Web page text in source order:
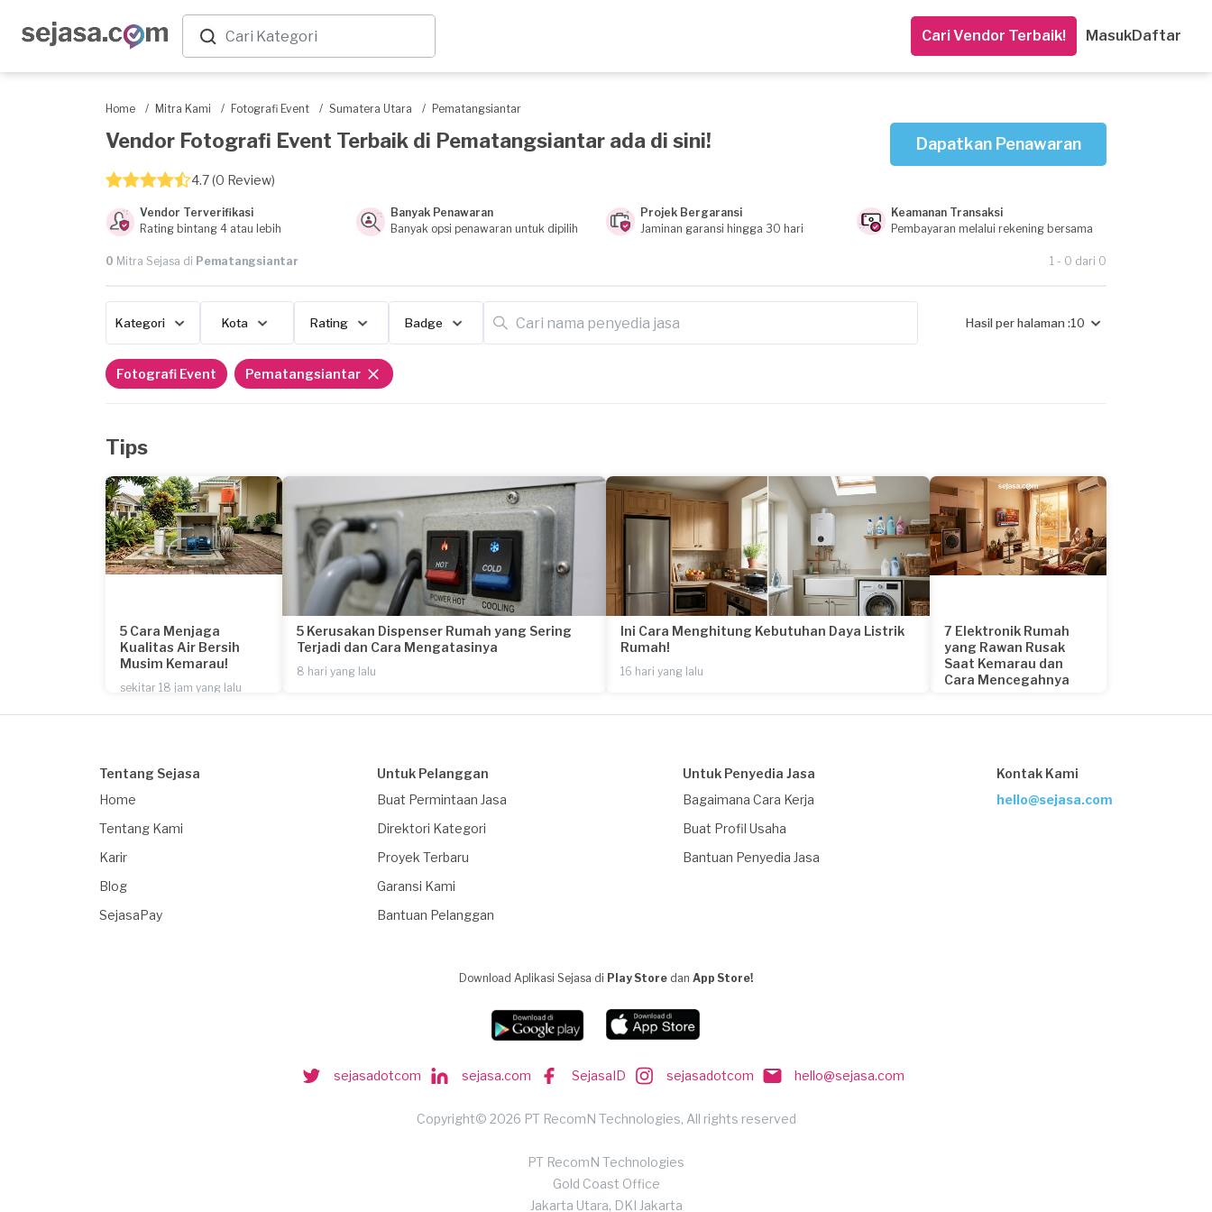
Cari Vendor Terbaik! MasukDaftar
Home / Mitra Kami / Fotografi Event / Sumatera Utara / Pematangsiantar
Vendor Fotografi Event Terbaik di Pematangsiantar ada di sini!
4.7 (0 Review)
Dapatkan Penawaran
Vendor Terverifikasi
Rating bintang 4 atau lebih
Banyak Penawaran
Banyak opsi penawaran untuk dipilih
Projek Bergaransi
Jaminan garansi hingga 30 hari
Keamanan Transaksi
Pembayaran melalui rekening bersama
0 Mitra Sejasa di Pematangsiantar 1 - 0 dari 0
Kategori Kota Rating Badge Hasil per halaman :10
Fotografi Event Pematangsiantar
Tips
5 Cara Menjaga
Kualitas Air Bersih
Musim Kemarau!
sekitar 18 jam yang lalu
5 Kerusakan Dispenser Rumah yang Sering
Terjadi dan Cara Mengatasinya
8 hari yang lalu
Ini Cara Menghitung Kebutuhan Daya Listrik
Rumah!
16 hari yang lalu
7 Elektronik Rumah
yang Rawan Rusak
Saat Kemarau dan
Cara Mencegahnya
Tentang Sejasa
Home
Tentang Kami
Karir
Blog
SejasaPay
Untuk Pelanggan
Buat Permintaan Jasa
Direktori Kategori
Proyek Terbaru
Garansi Kami
Bantuan Pelanggan
Untuk Penyedia Jasa
Bagaimana Cara Kerja
Buat Profil Usaha
Bantuan Penyedia Jasa
Kontak Kami
hello@sejasa.com
Download Aplikasi Sejasa di Play Store dan App Store!
sejasadotcom sejasa.com SejasaID sejasadotcom hello@sejasa.com
Copyright© 2026 PT RecomN Technologies, All rights reserved
PT RecomN Technologies
Gold Coast Office
Jakarta Utara, DKI Jakarta